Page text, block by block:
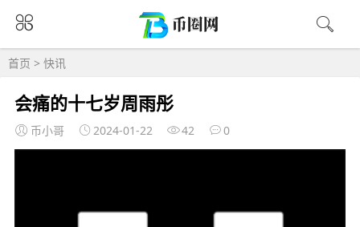
首页 > 快讯
会痛的十七岁周雨彤
币小哥 2024-01-22 42 0